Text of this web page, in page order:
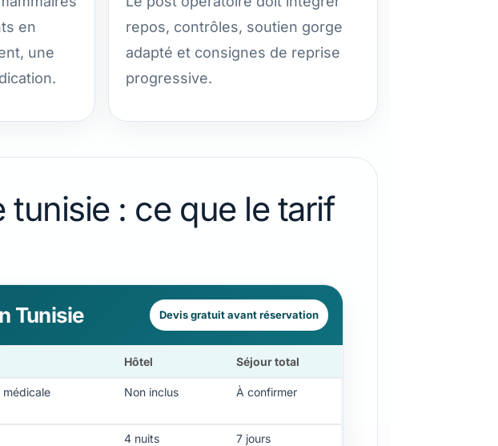
en
une
repos, contrôles, soutien gorge
adapté et consignes de reprise
progressive.
tunisie : ce que le tarif
Tunisie Devis gratuit avant réservation
Hôtel Séjour total
médicale Non inclus À confirmer
4 nuits 7 jours